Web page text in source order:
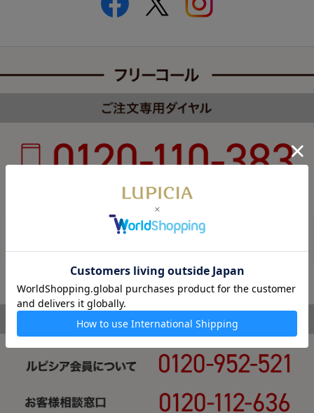
カスタマーハラスメントについて